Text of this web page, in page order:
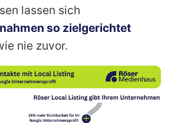
lassen sich
so zielgerichtet
nie zuvor.